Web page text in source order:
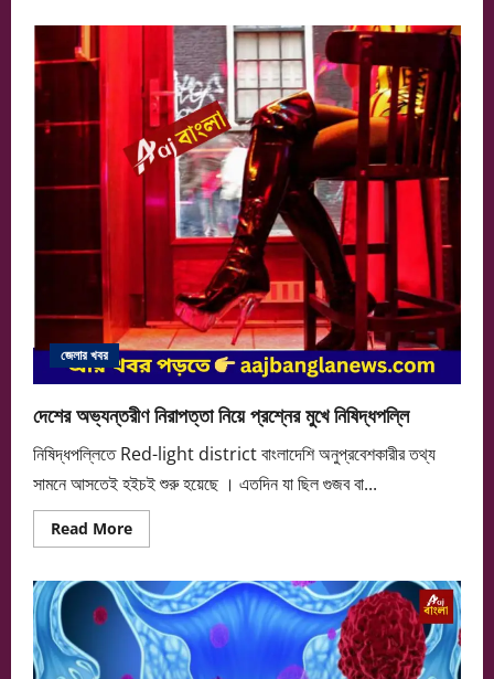
যশ
জেলার খবর
দেশের অভ্যন্তরীণ নিরাপত্তা নিয়ে প্রশ্নের মুখে নিষিদ্ধপল্লি
নিষিদ্ধপল্লিতে Red-light district বাংলাদেশি অনুপ্রবেশকারীর তথ্য
সামনে আসতেই হইচই শুরু হয়েছে । এতদিন যা ছিল গুজব বা...
Read MoreRead
more
অভ্যন্তরীণ
নিরাপত্তা
নিয়ে
প্রশ্নের
মুখে
নিষিদ্ধপল্লি